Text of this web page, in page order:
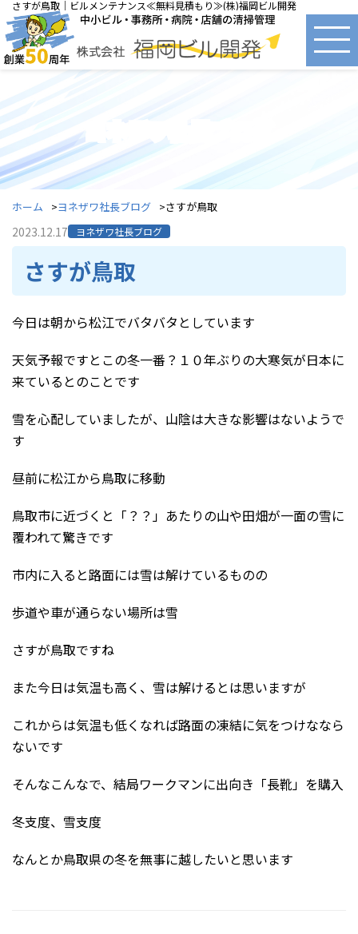
さすが鳥取｜ビルメンテナンス≪無料見積もり≫(株)福岡ビル開発
ヨネザワ社長ブログ
ホーム ヨネザワ社長ブログ さすが鳥取
2023.12.17 ヨネザワ社長ブログ
さすが鳥取
今日は朝から松江でバタバタとしています
天気予報ですとこの冬一番？１０年ぶりの大寒気が日本に
来ているとのことです
雪を心配していましたが、山陰は大きな影響はないようで
す
昼前に松江から鳥取に移動
鳥取市に近づくと「？？」あたりの山や田畑が一面の雪に
覆われて驚きです
市内に入ると路面には雪は解けているものの
歩道や車が通らない場所は雪
さすが鳥取ですね
また今日は気温も高く、雪は解けるとは思いますが
これからは気温も低くなれば路面の凍結に気をつけななら
ないです
そんなこんなで、結局ワークマンに出向き「長靴」を購入
冬支度、雪支度
なんとか鳥取県の冬を無事に越したいと思います